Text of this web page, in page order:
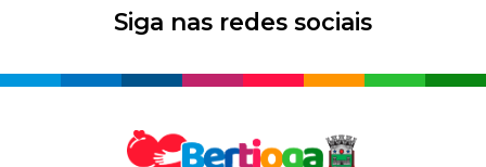
Siga nas redes sociais